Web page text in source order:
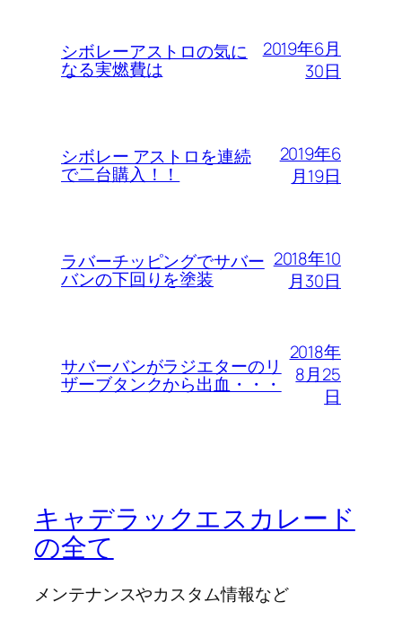
シボレーアストロの気に
なる実燃費は
2019年6月
30日
シボレー アストロを連続
で二台購入！！
2019年6
月19日
ラバーチッピングでサバー
バンの下回りを塗装
2018年10
月30日
サバーバンがラジエターのリ
ザーブタンクから出血・・・
2018年
8月25
日
キャデラックエスカレード
の全て
メンテナンスやカスタム情報など